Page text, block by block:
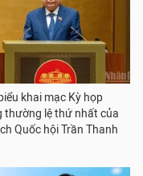
khai mạc Kỳ họp
thường lệ thứ nhất của
Quốc hội Trần Thanh